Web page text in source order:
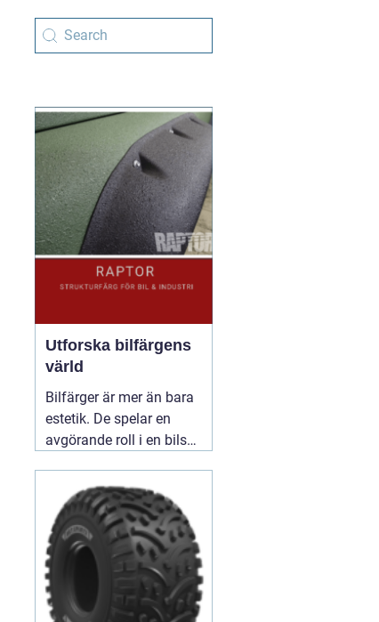
Utforska bilfärgens
värld
Bilfärger är mer än bara
estetik. De spelar en
avgörande roll i en bils
man ser en blank röd
sportbil susa förbi,
väcker den en viss
känsla - spänning,
passion, hastighet.03
augusti 2026